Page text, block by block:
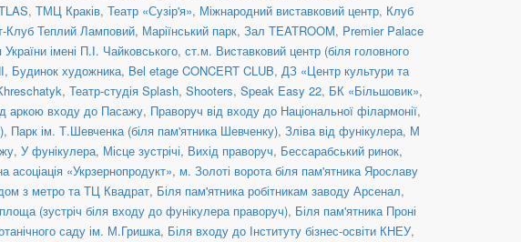
, ТМЦ Краків, Театр «Сузір'я», Міжнародний виставковий центр, Клуб
Клуб Теплий Ламповий, Маріїнський парк, Зал TEATROOM, Premier Palace
імені П.І. Чайковського, ст.м. Виставковий центр (біля головного
, Будинок художника, Bel etage CONCERT CLUB, ДЗ «Центр культури та
, Театр-студія Splash, Shooters, Speak Easy 22, БК «Більшовик»,
аркою входу до Пасажу, Праворуч від входу до Національної філармонії,
, Парк ім. Т.Шевченка (біля пам'ятника Шевченку), Зліва від фунікулера, М
, У фунікулера, Місце зустрічі, Вихід праворуч, Бессарабський ринок,
асоціація «Укрзернопродукт», м. Золоті ворота біля пам'ятника Ярославу
з метро та ТЦ Квадрат, Біля пам'ятника робітникам заводу Арсенал,
(зустріч біля входу до фунікулера праворуч), Біля пам'ятника Проні
саду ім. М.Гришка, Біля входу до Інституту бізнес-освіти КНЕУ,